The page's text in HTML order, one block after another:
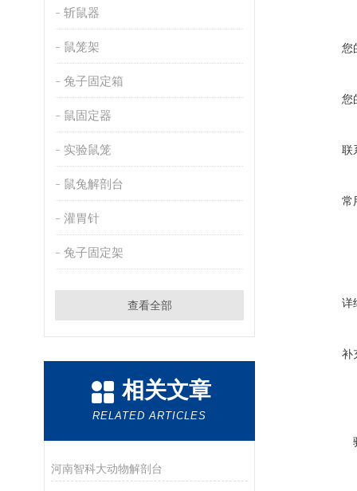
斩鼠器
鼠笼架
兔子固定箱
鼠固定器
实验鼠笼
鼠兔解剖台
灌胃针
兔子固定架
查看全部
相关文章
RELATED ARTICLES
河南智科大动物解剖台
您
您
联
常
详
补